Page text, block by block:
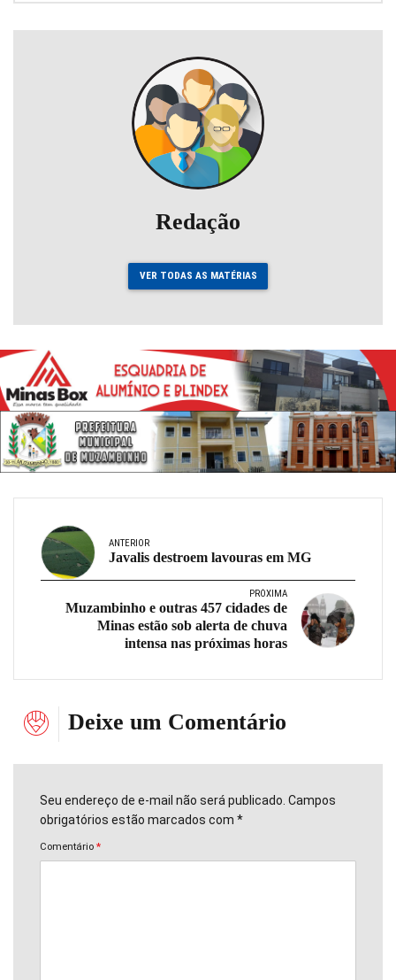
Redação
VER TODAS AS MATÉRIAS
ANTERIOR
Javalis destroem lavouras em MG
PRÓXIMA
Muzambinho e outras 457 cidades de
Minas estão sob alerta de chuva
intensa nas próximas horas
Deixe um Comentário
Seu endereço de e-mail não será publicado. Campos
obrigatórios estão marcados com *
Comentário *